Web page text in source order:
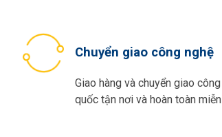
Chuyển giao công nghệ
Giao hàng và chuyển giao
quốc tận nơi và hoàn toàn